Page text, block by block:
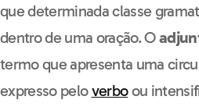
que determinada classe
dentro de uma oração.O
termo que apresenta uma
expresso peloverboou